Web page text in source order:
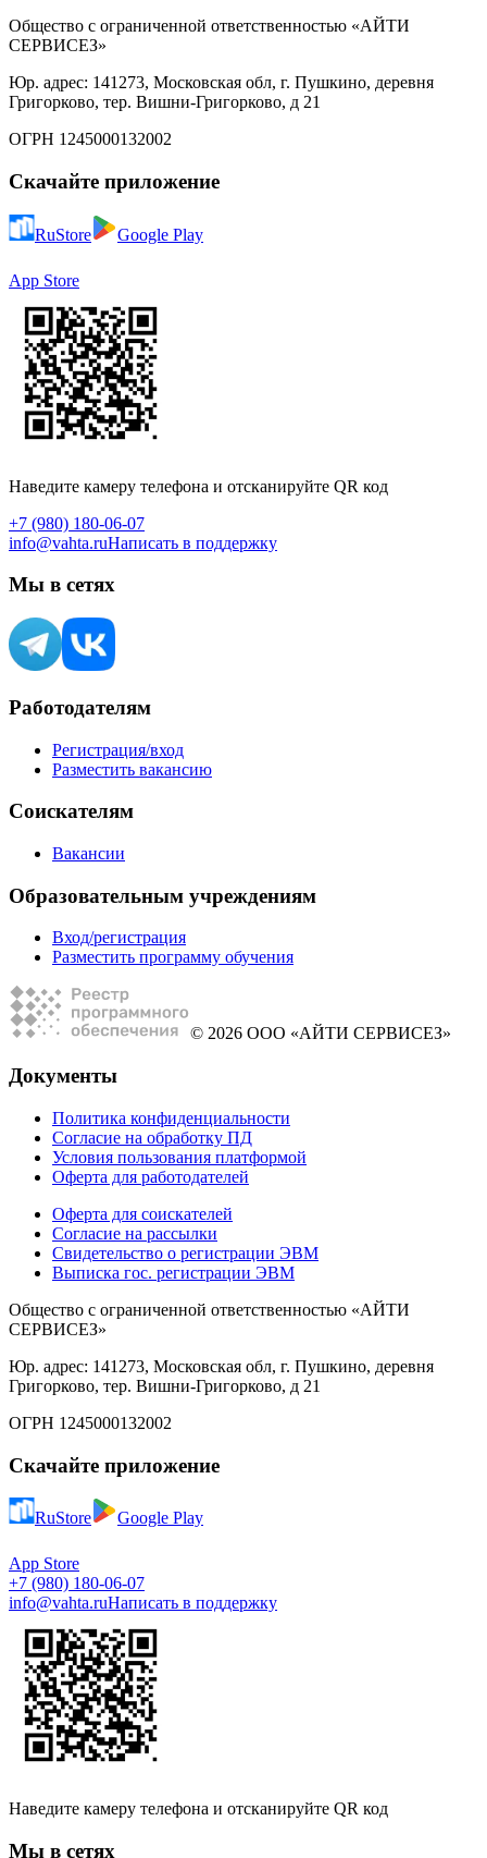
Общество с ограниченной ответственностью «АЙТИ
СЕРВИСЕЗ»
Юр. адрес: 141273, Московская обл, г. Пушкино, деревня
Григорково, тер. Вишни-Григорково, д 21
ОГРН 1245000132002
Скачайте приложение
RuStore Google Play
App Store
Наведите камеру телефона и отсканируйте QR код
+7 (980) 180-06-07
info@vahta.ruНаписать в поддержку
Мы в сетях
Работодателям
Регистрация/вход
Разместить вакансию
Соискателям
Вакансии
Образовательным учреждениям
Вход/регистрация
Разместить программу обучения
© 2026 ООО «АЙТИ СЕРВИСЕЗ»
Документы
Политика конфиденциальности
Согласие на обработку ПД
Условия пользования платформой
Оферта для работодателей
Оферта для соискателей
Согласие на рассылки
Свидетельство о регистрации ЭВМ
Выписка гос. регистрации ЭВМ
Общество с ограниченной ответственностью «АЙТИ
СЕРВИСЕЗ»
Юр. адрес: 141273, Московская обл, г. Пушкино, деревня
Григорково, тер. Вишни-Григорково, д 21
ОГРН 1245000132002
Скачайте приложение
RuStore Google Play
App Store
+7 (980) 180-06-07
info@vahta.ruНаписать в поддержку
Наведите камеру телефона и отсканируйте QR код
Мы в сетях